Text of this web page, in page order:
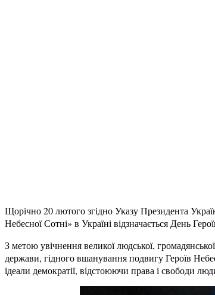
Щорічно 20 лютого згідно Указу Президента
Небесної Сотні» в Україні відзначається День
З метою увічнення великої людської,
держави, гідного вшанування подвигу Героїв
ідеали демократії, відстоюючи права і свободи